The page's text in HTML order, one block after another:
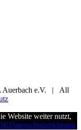
e.V. | All
Website weiter nutzt,
Datenschutzerklärung